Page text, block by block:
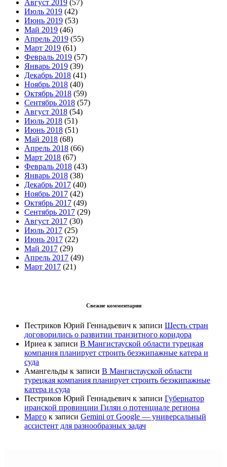
Август 2019 (57)
Июль 2019 (42)
Июнь 2019 (53)
Май 2019 (46)
Апрель 2019 (55)
Март 2019 (61)
Февраль 2019 (57)
Январь 2019 (39)
Декабрь 2018 (41)
Ноябрь 2018 (40)
Октябрь 2018 (59)
Сентябрь 2018 (57)
Август 2018 (54)
Июль 2018 (51)
Июнь 2018 (51)
Май 2018 (68)
Апрель 2018 (66)
Март 2018 (67)
Февраль 2018 (43)
Январь 2018 (38)
Декабрь 2017 (40)
Ноябрь 2017 (42)
Октябрь 2017 (49)
Сентябрь 2017 (29)
Август 2017 (30)
Июль 2017 (25)
Июнь 2017 (22)
Май 2017 (29)
Апрель 2017 (49)
Март 2017 (21)
Свежие комментарии
Пестриков Юрий Геннадьевич к записи Шесть стран
договорились о развитии транзитного коридора
Ириеа к записи В Мангистауской области турецкая
компания планирует строить безэкипажные катера и
суда
Амангельды к записи В Мангистауской области
турецкая компания планирует строить безэкипажные
катера и суда
Пестриков Юрий Геннадьевич к записи Губернатор
иранской провинции Гилян о потенциале региона
Марго к записи Gemini от Google — универсальный
ассистент для разнообразных задач